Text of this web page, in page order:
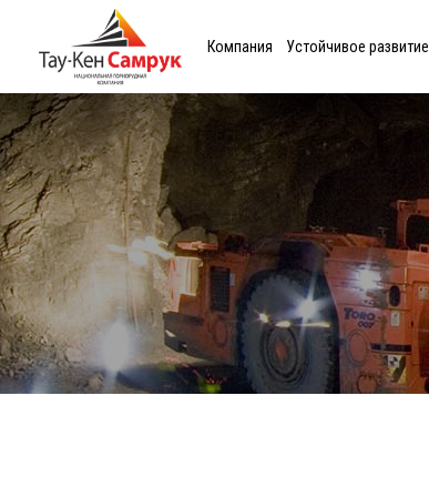
Компания Устойчивое развитие